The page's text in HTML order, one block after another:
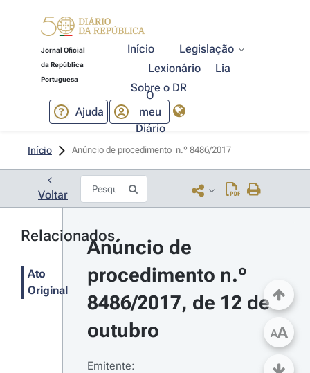
Jornal Oficial
da República
Portuguesa
Início
Legislação
Lexionário
Lia
Sobre o DR
Ajuda
O
meu
Diário
Início Anúncio de procedimento  n.º 8486/2017
Voltar
Relacionados
Ato
Original
Anúncio de
procedimento n.º
8486/2017, de 12 de
outubro
Emitente:
AA